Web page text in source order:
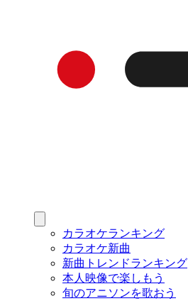
カラオケランキング
カラオケ新曲
新曲トレンドランキング
本人映像で楽しもう
旬のアニソンを歌おう